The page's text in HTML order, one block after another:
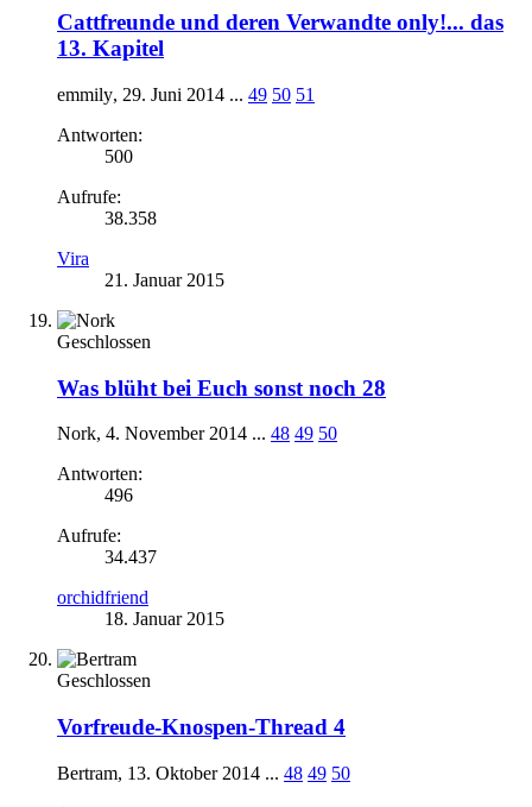
Cattfreunde und deren Verwandte only!... das
13. Kapitel
emmily, 29. Juni 2014 ... 49 50 51
Antworten:
500
Aufrufe:
38.358
Vira
21. Januar 2015
Geschlossen
Was blüht bei Euch sonst noch 28
Nork, 4. November 2014 ... 48 49 50
Antworten:
496
Aufrufe:
34.437
orchidfriend
18. Januar 2015
Geschlossen
Vorfreude-Knospen-Thread 4
Bertram, 13. Oktober 2014 ... 48 49 50